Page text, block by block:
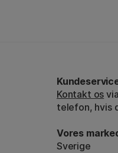
Kontakt os
telefon, hvis
Vores
Sverige